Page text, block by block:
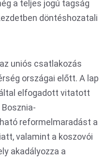
a teljes jogú tagság
döntéshozatali
uniós csatlakozás
országai előtt. A lap
elfogadott vitatott
reformelmaradást a
valamint a koszovói
akadályozza a